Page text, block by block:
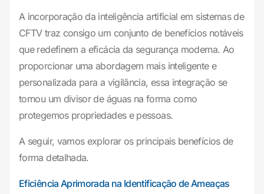
A incorporação da inteligência artificial em sistemas de
CFTV traz consigo um conjunto de benefícios notáveis
que redefinem a eficácia da segurança moderna. Ao
proporcionar uma abordagem mais inteligente e
personalizada para a vigilância, essa integração se
tornou um divisor de águas na forma como
protegemos propriedades e pessoas.
A seguir, vamos explorar os principais benefícios de
forma detalhada.
Eficiência Aprimorada na Identificação de Ameaças